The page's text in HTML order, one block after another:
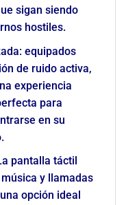
sigan siendo
hostiles.
equipados
de ruido activa,
experiencia
para
en su
pantalla táctil
y llamadas
opción ideal